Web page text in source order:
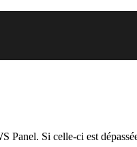
Si celle-ci est